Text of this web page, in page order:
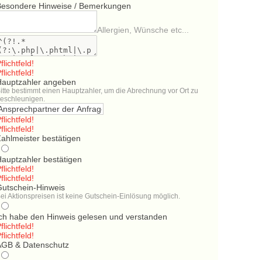
Hinweise / Bemerkungen
Allergien, Wünsche etc...
angeben
bestimmt einen Hauptzahler, um die Abrechnung vor Ort zu
bestätigen
bestätigen
Hinweis
Aktionspreisen ist keine Gutschein-Einlösung möglich.
habe den Hinweis gelesen und verstanden
& Datenschutz